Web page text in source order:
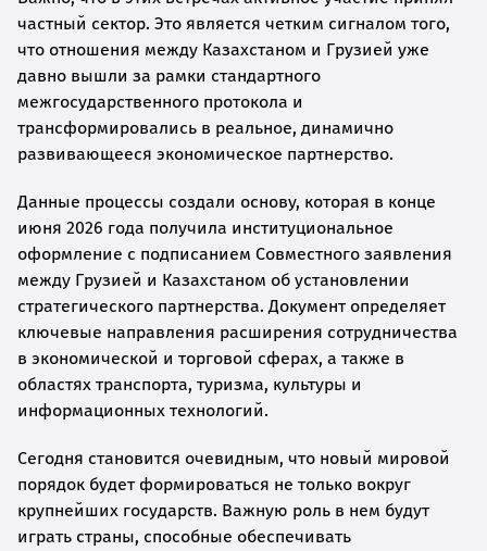
частный сектор. Это является четким сигналом того,
что отношения между Казахстаном и Грузией уже
давно вышли за рамки стандартного
межгосударственного протокола и
трансформировались в реальное, динамично
развивающееся экономическое партнерство.
Данные процессы создали основу, которая в конце
июня 2026 года получила институциональное
оформление с подписанием Совместного заявления
между Грузией и Казахстаном об установлении
стратегического партнерства. Документ определяет
ключевые направления расширения сотрудничества
в экономической и торговой сферах, а также в
областях транспорта, туризма, культуры и
информационных технологий.
Сегодня становится очевидным, что новый мировой
порядок будет формироваться не только вокруг
крупнейших государств. Важную роль в нем будут
играть страны, способные обеспечивать